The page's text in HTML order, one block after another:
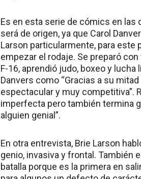
Es en esta serie de cómics en las
será de origen, ya que Carol
Larson particularmente, para
empezar el rodaje. Se preparó
F-16, aprendió judo, boxeo y lucha
Danvers como “Gracias a su
espectacular y muy competitiva”.
imperfecta pero también termina
alguien genial”.
En otra entrevista, Brie Larson
genio, invasiva y frontal. También
batalla porque es la primera en